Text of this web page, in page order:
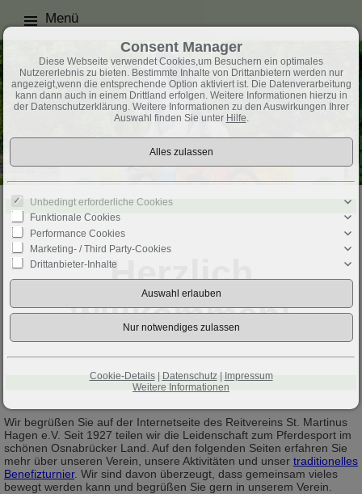
Menü
Herzlich
willkommen!
Wir begrüßen Sie auf der Internetseite des Reitvereins St. Martinus
Hagen e.V. Seit 1927 teilen wir die Leidenschaft zum Pferdesport im
schönen Osnabrücker Land. Auf den folgenden Seiten erfahren Sie
mehr über unseren Verein, unsere Aktivitäten und unser traditionelles
Benefizturnier. Wir sind davon überzeugt, dass gemeinsam vieles
bewegt werden kann und begrüßen Sie gern in unserem Verein.
Consent Manager
Diese Webseite verwendet Cookies,um Besuchern ein optimales
Nutzererlebnis zu bieten. Bestimmte Inhalte von Drittanbietern werden nur
angezeigt,wenn die entsprechende Option aktiviert ist. Die Datenverarbeitung
kann dann auch in einem Drittland erfolgen. Weitere Informationen hierzu in
der Datenschutzerklärung. Weitere Informationen zu den Auswirkungen Ihrer
Auswahl finden Sie unter Hilfe.
Unbedingt erforderliche Cookies
Funktionale Cookies
Performance Cookies
Marketing- / Third Party-Cookies
Drittanbieter-Inhalte
Cookie-Details| Datenschutz|
Impressum
Weitere Informationen